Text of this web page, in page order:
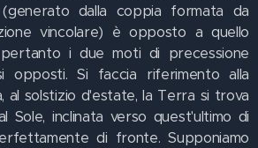
dalla coppia formata da
vincolare) è opposto a quello
i due moti di precessione
opposti. Si faccia riferimento alla
al solstizio d'estate, la Terra si trova
Sole, inclinata verso quest'ultimo di
di fronte. Supponiamo